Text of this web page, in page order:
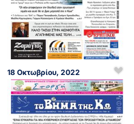
18 Οκτωβρίου, 2022